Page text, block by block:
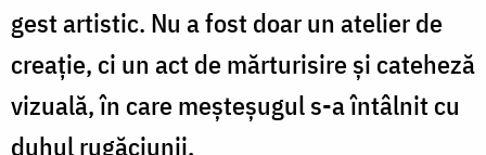
gest artistic. Nu a fost doar un atelier de
creație, ci un act de mărturisire și cateheză
vizuală, în care meșteșugul s-a întâlnit cu
duhul rugăciunii.